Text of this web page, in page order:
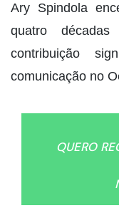
Ary Spindola
quatro
contribuição
comunicação no
QUERO